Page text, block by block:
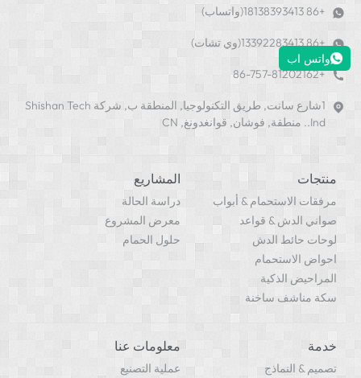
+86 18138393413(واتساب)
+86 13392283413(وي تشات)
+86-757-81202162
1شارع سانت, طريق التكنولوجيا, المنطقة ب, شركة Shishan Tech
Ind.. منطقة, فوشان, قوانغدونغ, CN
منتجات
مرفقات الاستحمام & أبواب
صواني الدش & قواعد
لوحات حائط الدش
احواض الاستحمام
المراحيض الذكية
سكة مناشف ساخنة
المشاريع
دراسة الحالة
معرض المشروع
حلول الحمام
خدمة
تصميم & النماذج
معلومات عنا
عملية التصنيع
واتس اب